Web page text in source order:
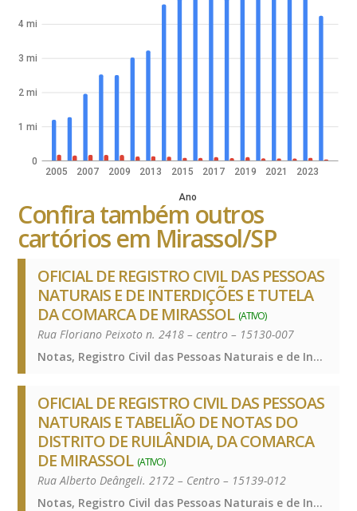
2005 2007 2009 2013 2015 2017 2019 2021 2023
Ano
0
1 mi
2 mi
3 mi
4 mi
Confira também outros
cartórios em Mirassol/SP
OFICIAL DE REGISTRO CIVIL DAS PESSOAS
NATURAIS E DE INTERDIÇÕES E TUTELA
DA COMARCA DE MIRASSOL (ATIVO)
Rua Floriano Peixoto n. 2418 – centro – 15130-007
Notas, Registro Civil das Pessoas Naturais e de Interdições e Tutelas, Notas, Registro Civil das Pessoas Naturais e de Interdições e Tutelas, Notas, Registro Civil das Pessoas Naturais e de Interdições e Tutelas
OFICIAL DE REGISTRO CIVIL DAS PESSOAS
NATURAIS E TABELIÃO DE NOTAS DO
DISTRITO DE RUILÂNDIA, DA COMARCA
DE MIRASSOL (ATIVO)
Rua Alberto Deângeli. 2172 – Centro – 15139-012
Notas, Registro Civil das Pessoas Naturais e de Interdições e Tutelas, Notas, Registro Civil das Pessoas Naturais e de Interdições e Tutelas, Notas, Registro Civil das Pessoas Naturais e de Interdições e Tutelas